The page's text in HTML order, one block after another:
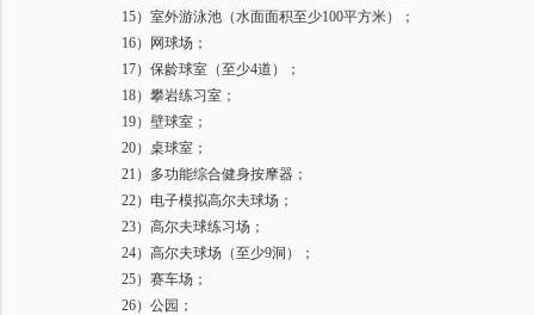
15）室外游泳池（水面面积至少100平方米）；
16）网球场；
17）保龄球室（至少4道）；
18）攀岩练习室；
19）壁球室；
20）桌球室；
21 ）多功能综合健身按摩器；
22）电子模拟高尔夫球场；
23）高尔夫球练习场；
24）高尔夫球场（至少9洞）；
25）赛车场；
26）公园；